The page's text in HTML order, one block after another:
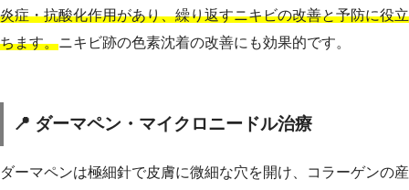
炎症・抗酸化作用があり、繰り返すニキビの改善と予防に役立
ちます。ニキビ跡の色素沈着の改善にも効果的です。
📍 ダーマペン・マイクロニードル治療
ダーマペンは極細針で皮膚に微細な穴を開け、コラーゲンの産